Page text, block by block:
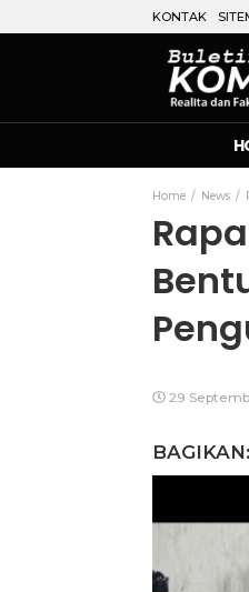
KONTAK
Home News
29
BAGIKAN: